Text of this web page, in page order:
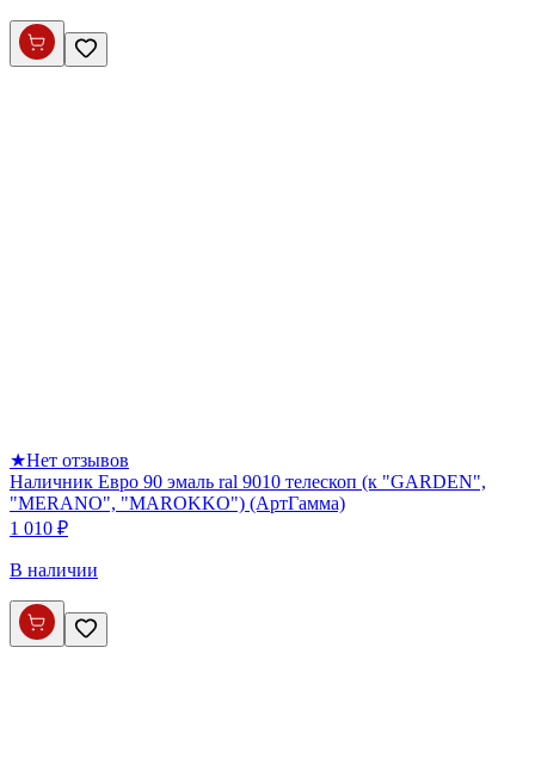
★Нет отзывов
Наличник Евро 90 эмаль ral 9010 телескоп (к "GARDEN",
"MERANO", "MAROKKO") (АртГамма)
1 010 ₽
В наличии